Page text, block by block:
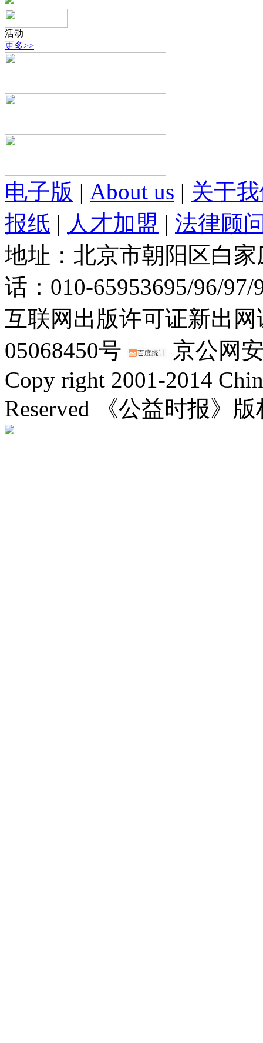
活动
更多>>
电子版 | About us | 关于
报纸 | 人才加盟 | 法律顾
地址：北京市朝阳区白
话：010-65953695/96/
互联网出版许可证新出
05068450号
京公网
Copy right 2001-2014
Reserved 《公益时报》